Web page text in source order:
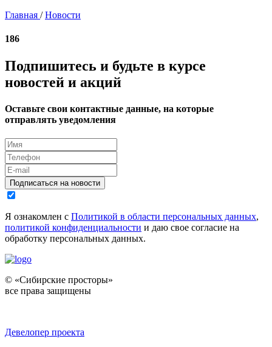
Главная / Новости
186
Подпишитесь и будьте в курсе
новостей и акций
Оставьте свои контактные данные, на которые
отправлять уведомления
Подписаться на новости
Я ознакомлен с Политикой в области персональных данных,
политикой конфиденциальности и даю свое согласие на
обработку персональных данных.
© «Сибирские просторы»
все права защищены
Девелопер проекта